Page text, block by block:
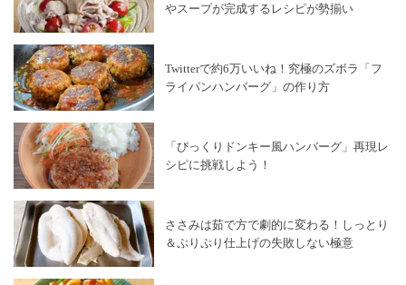
やスープが完成するレシピが勢揃い
Twitterで約6万いいね！究極のズボラ「フ
ライパンハンバーグ」の作り方
「びっくりドンキー風ハンバーグ」再現レ
シピに挑戦しよう！
ささみは茹で方で劇的に変わる！しっとり
＆ぷりぷり仕上げの失敗しない極意